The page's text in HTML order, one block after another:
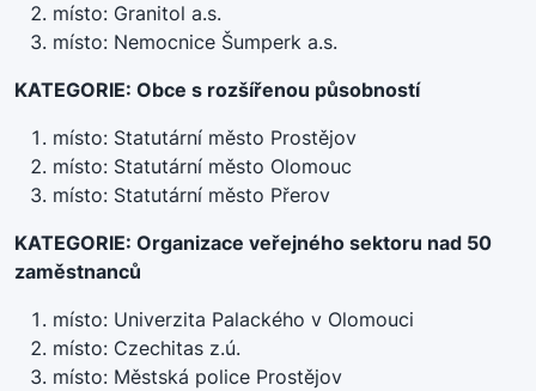
místo: Granitol a.s.
místo: Nemocnice Šumperk a.s.
KATEGORIE: Obce s rozšířenou působností
místo: Statutární město Prostějov
místo: Statutární město Olomouc
místo: Statutární město Přerov
KATEGORIE: Organizace veřejného sektoru nad 50
zaměstnanců
místo: Univerzita Palackého v Olomouci
místo: Czechitas z.ú.
místo: Městská police Prostějov